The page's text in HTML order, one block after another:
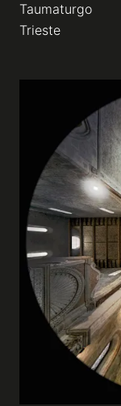
Taumaturgo
Trieste